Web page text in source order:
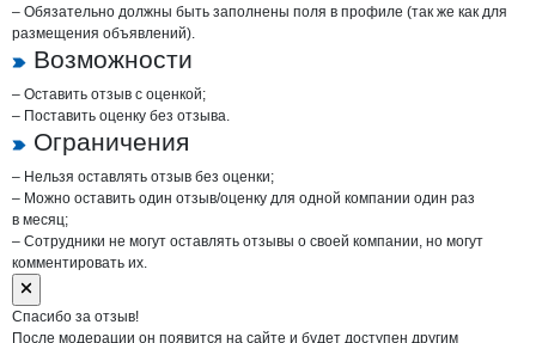
– Обязательно должны быть заполнены поля в профиле (так же как для
размещения объявлений).
Возможности
– Оставить отзыв с оценкой;
– Поставить оценку без отзыва.
Ограничения
– Нельзя оставлять отзыв без оценки;
– Можно оставить один отзыв/оценку для одной компании один раз
в месяц;
– Сотрудники не могут оставлять отзывы о своей компании, но могут
комментировать их.
Спасибо за отзыв!
После модерации он появится на сайте и будет доступен другим